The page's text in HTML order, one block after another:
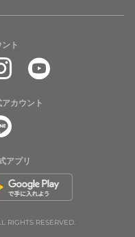
ト
カウント
アプリ
RIGHTS RESERVED.